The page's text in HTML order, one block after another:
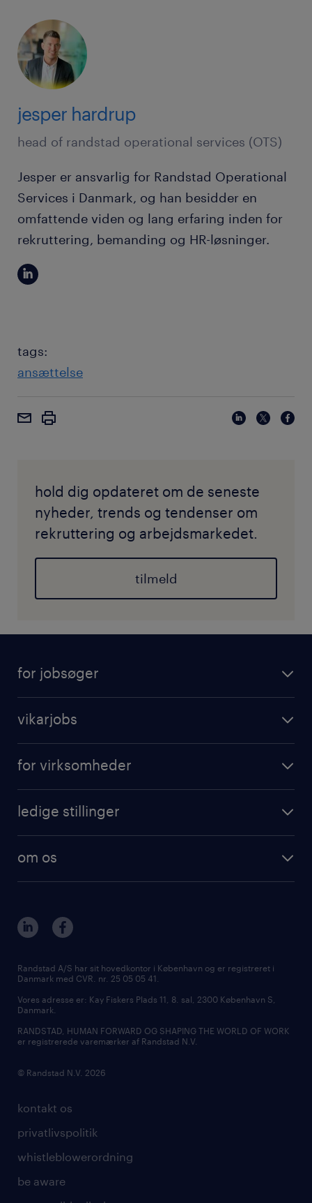
jesper hardrup
head of randstad operational services (OTS)
Jesper er ansvarlig for Randstad Operational
Services i Danmark, og han besidder en
omfattende viden og lang erfaring inden for
rekruttering, bemanding og HR-løsninger.
tags:
ansættelse
hold dig opdateret om de seneste
nyheder, trends og tendenser om
rekruttering og arbejdsmarkedet.
tilmeld
for jobsøger
vikarjobs
for virksomheder
ledige stillinger
om os
kontakt os
privatlivspolitik
whistleblowerordning
be aware
Randstad A/S har sit hovedkontor i København og er registreret i
Danmark med CVR. nr. 25 05 05 41.
Vores adresse er: Kay Fiskers Plads 11, 8. sal, 2300 København S,
Danmark.
RANDSTAD, HUMAN FORWARD OG SHAPING THE WORLD OF WORK
er registrerede varemærker af Randstad N.V.
© Randstad N.V. 2026